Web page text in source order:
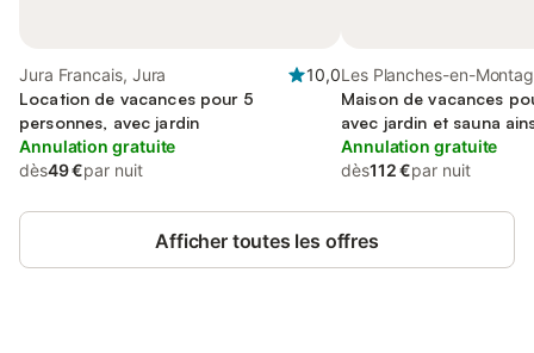
Jura Francais, Jura
10,0
Location de vacances pour 5
personnes, avec jardin
Annulation gratuite
dès49 €par nuit
Les Planches-en-
Francais
Maison de vacances
avec jardin et sauna
vue
Annulation gratuite
dès112 €par nuit
Afficher toutes les offres